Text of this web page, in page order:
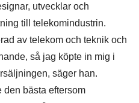
utvecklar och
till telekomindustrin.
av telekom och teknik och
så jag köpte in mig i
säger han.
den bästa eftersom